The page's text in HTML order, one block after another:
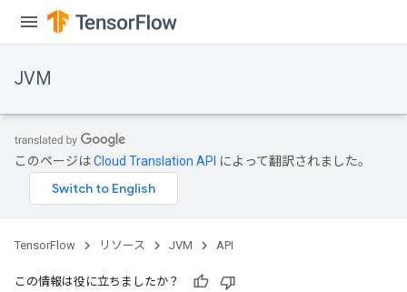
JVM
このページはCloud Translation API によって翻訳されました。
TensorFlow リソース JVM API
この情報は役に立ちましたか？